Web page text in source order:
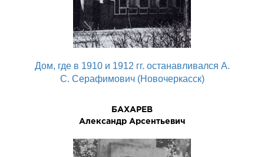
Дом, где в 1910 и 1912 гг. останавливался А.
С. Серафимович (Новочеркасск)
БАХАРЕВ
Александр Арсентьевич